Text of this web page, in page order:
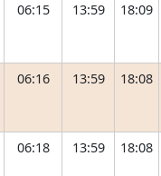
06:15 13:59 18:09
06:16 13:59 18:08
06:18 13:59 18:08